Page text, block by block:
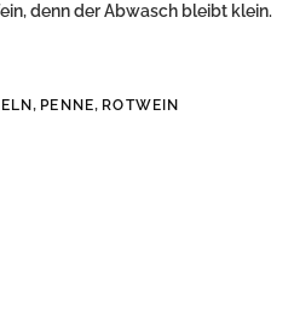
denn der Abwasch bleibt klein.
, PENNE, ROTWEIN